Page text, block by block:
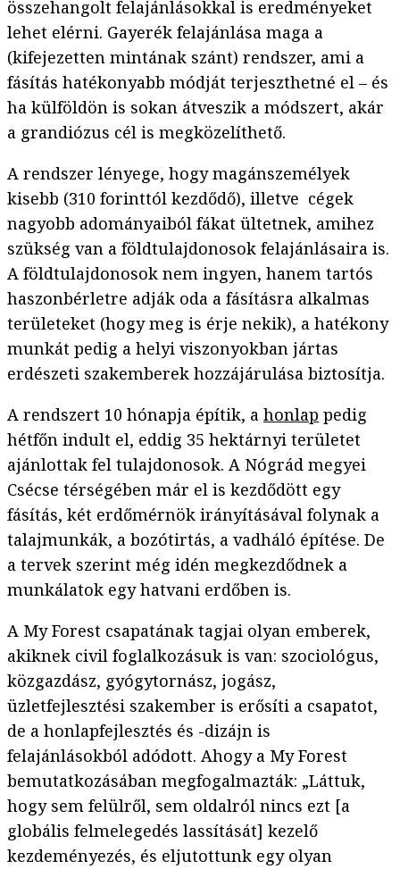
összehangolt felajánlásokkal is eredményeket
lehet elérni. Gayerék felajánlása maga a
(kifejezetten mintának szánt) rendszer, ami a
fásítás hatékonyabb módját terjeszthetné el – és
ha külföldön is sokan átveszik a módszert, akár
a grandiózus cél is megközelíthető.
A rendszer lényege, hogy magánszemélyek
kisebb (310 forinttól kezdődő), illetve cégek
nagyobb adományaiból fákat ültetnek, amihez
szükség van a földtulajdonosok felajánlásaira is.
A földtulajdonosok nem ingyen, hanem tartós
haszonbérletre adják oda a fásításra alkalmas
területeket (hogy meg is érje nekik), a hatékony
munkát pedig a helyi viszonyokban jártas
erdészeti szakemberek hozzájárulása biztosítja.
A rendszert 10 hónapja építik, a honlap pedig
hétfőn indult el, eddig 35 hektárnyi területet
ajánlottak fel tulajdonosok. A Nógrád megyei
Csécse térségében már el is kezdődött egy
fásítás, két erdőmérnök irányításával folynak a
talajmunkák, a bozótirtás, a vadháló építése. De
a tervek szerint még idén megkezdődnek a
munkálatok egy hatvani erdőben is.
A My Forest csapatának tagjai olyan emberek,
akiknek civil foglalkozásuk is van: szociológus,
közgazdász, gyógytornász, jogász,
üzletfejlesztési szakember is erősíti a csapatot,
de a honlapfejlesztés és -dizájn is
felajánlásokból adódott. Ahogy a My Forest
bemutatkozásában megfogalmazták: „Láttuk,
hogy sem felülről, sem oldalról nincs ezt [a
globális felmelegedés lassítását] kezelő
kezdeményezés, és eljutottunk egy olyan